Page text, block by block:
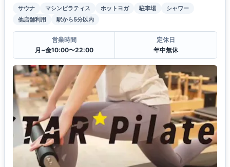
サウナ マシンピラティス ホットヨガ 駐車場
シャワー
他店舗利用
駅から5分以内
営業時間
月~金10:00〜22:00
定休日
年中無休